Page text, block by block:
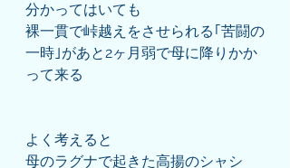
分かってはいても
裸一貫で峠越えをさせられる｢苦闘の
一時｣があと2ヶ月弱で母に降りかか
って来る
よく考えると
母のラグナで起きた高揚のシャシ